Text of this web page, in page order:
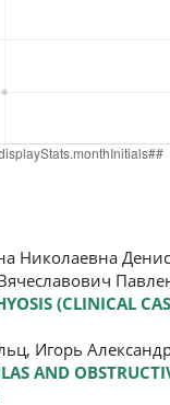
Николаевна
(CLINICAL
Игорь
AND